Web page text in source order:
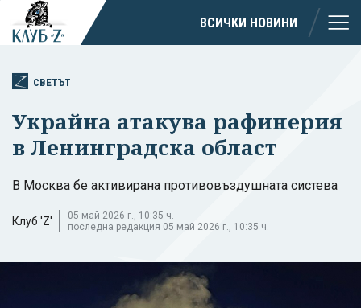
ВСИЧКИ НОВИНИ
СВЕТЪТ
Украйна атакува рафинерия
в Ленинградска област
В Москва бе активирана противовъздушната систева
Клуб 'Z'
05 май 2026 г., 10:35 ч.
последна редакция 05 май 2026 г., 10:35 ч.